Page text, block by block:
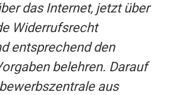
das Internet, jetzt über
Widerrufsrecht
entsprechend den
belehren. Darauf
aus